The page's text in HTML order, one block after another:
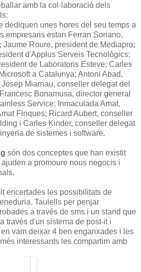
amb la col·laboració dels
dediquen unes hores del seu temps a
empresaris estan Ferran Soriano,
Jaume Roure, president de Mediapro;
d'Applus Serveis Tecnològics;
de Laboratoris Esteve; Carles
a Catalunya; Antoni Abad,
Miarnau, conseller delegat del
Bonamusa, director general
Service; Inmaculada Amat,
Finques; Ricard Aubert, conseller
i Carles Kinder, conseller delegat
de sistemes i software.
són dos conceptes que han existit
a promoure nous negocis i
encertades les possibilitats de
Taulells per penjar
a través de sms i un stand que
través d'un sistema de post-it i
vam deixar 4 ben enganxades i les
interessants les compartim amb